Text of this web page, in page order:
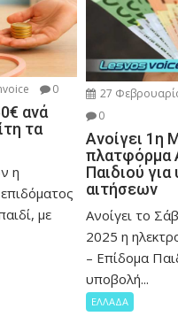
0
ανά
τα
η
με
27
0
Ανοίγει 1η
πλατφόρμα
Παιδιού
αιτήσεων
Ανοίγει το
2025 η
– Επίδομα
υποβολή...
ΕΛΛΑΔΑ